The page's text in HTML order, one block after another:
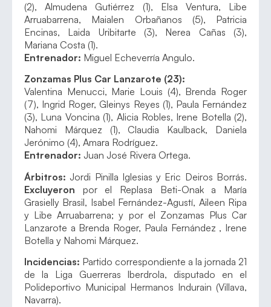
(2), Almudena Gutiérrez (1), Elsa Ventura, Libe
Arruabarrena, Maialen Orbañanos (5), Patricia
Encinas, Laida Uribitarte (3), Nerea Cañas (3),
Mariana Costa (1).
Entrenador: Miguel Echeverría Angulo.
Zonzamas Plus Car Lanzarote (23):
Valentina Menucci, Marie Louis (4), Brenda Roger
(7), Ingrid Roger, Gleinys Reyes (1), Paula Fernández
(3), Luna Voncina (1), Alicia Robles, Irene Botella (2),
Nahomi Márquez (1), Claudia Kaulback, Daniela
Jerónimo (4), Amara Rodríguez.
Entrenador: Juan José Rivera Ortega.
Árbitros: Jordi Pinilla Iglesias y Eric Deiros Borrás.
Excluyeron por el Replasa Beti-Onak a María
Grasielly Brasil, Isabel Fernández-Agustí, Aileen Ripa
y Libe Arruabarrena; y por el Zonzamas Plus Car
Lanzarote a Brenda Roger, Paula Fernández , Irene
Botella y Nahomi Márquez.
Incidencias: Partido correspondiente a la jornada 21
de la Liga Guerreras Iberdrola, disputado en el
Polideportivo Municipal Hermanos Indurain (Villava,
Navarra).